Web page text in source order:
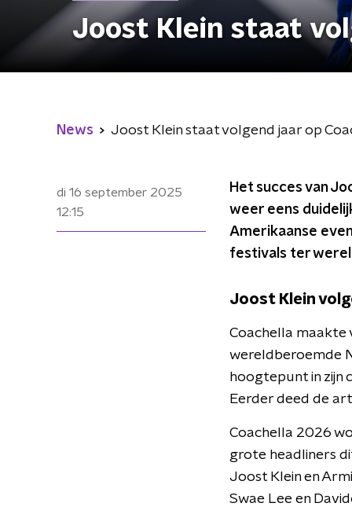
Joost Klein staat
News Joost Klein staat volgend jaar op
di 16 september 2025
12:15
Het succes van
weer eens
Amerikaanse
festivals ter
Joost Klein
Coachella maakte
wereldberoemde
hoogtepunt in zijn
Eerder deed de
Coachella 2026
grote headliners
Joost Klein en
Swae Lee en